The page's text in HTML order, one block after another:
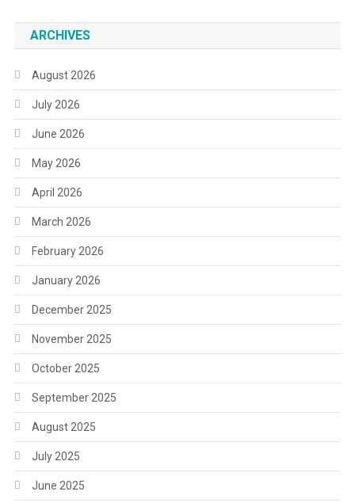
ARCHIVES
August 2026
July 2026
June 2026
May 2026
April 2026
March 2026
February 2026
January 2026
December 2025
November 2025
October 2025
September 2025
August 2025
July 2025
June 2025